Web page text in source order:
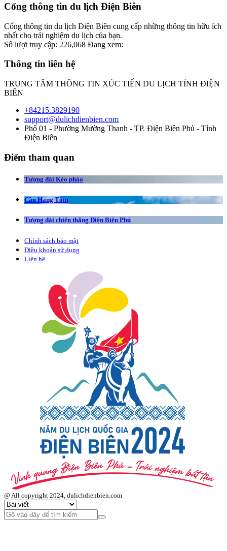
Cổng thông tin du lịch Điện Biên
Cổng thông tin du lịch Điện Biên cung cấp những thông tin hữu ích
nhất cho trải nghiệm du lịch của bạn.
Số lượt truy cập: 226,068 Đang xem:
Thông tin liên hệ
TRUNG TÂM THÔNG TIN XÚC TIẾN DU LỊCH TỈNH ĐIỆN
BIÊN
+84215.3829190
support@dulichdienbien.com
Phố 01 - Phường Mường Thanh - TP. Điện Biên Phủ - Tỉnh
Điện Biên
Điểm tham quan
Tượng đài Kéo pháo
Cầu Hang Tôm
Tượng đài chiến thắng Điện Biên Phủ
Chính sách bảo mật
Điều khoản sử dụng
Liên hệ
@ All copyright 2024, dulichdienbien.com